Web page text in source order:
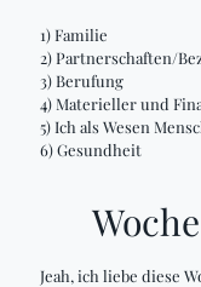
1) Familie
2) Partnerschaften/
3) Berufung
4) Materieller und
5) Ich als Wesen
6) Gesundheit
Jeah, ich liebe diese